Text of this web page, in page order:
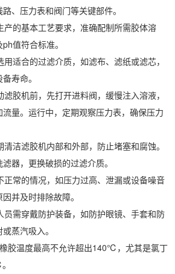
、压力表和阀门等关键部件。
的基本工艺要求，准确配制所需胶体溶
值符合标准。
合的过滤介质，如滤布、滤纸或滤芯，
寿命。
机前，先打开进料阀，缓慢注入溶液，
量。运行中，定期观察压力表，确保压力
滤胶机内部和外部，防止堵塞和腐蚀。
器，更换破损的过滤介质。
常的情况，如压力过高、泄漏或设备噪音
并及时排除故障。
需穿戴防护装备，如防护眼镜、手套和防
蒸汽吸入。
温度最高不允许超出140℃，尤其是氯丁